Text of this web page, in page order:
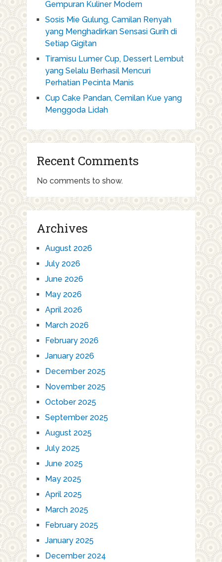
Gempuran Kuliner Modern
Sosis Mie Gulung, Camilan Renyah
yang Menghadirkan Sensasi Gurih di
Setiap Gigitan
Tiramisu Lumer Cup, Dessert Lembut
yang Selalu Berhasil Mencuri
Perhatian Pecinta Manis
Cup Cake Pandan, Cemilan Kue yang
Menggoda Lidah
Recent Comments
No comments to show.
Archives
August 2026
July 2026
June 2026
May 2026
April 2026
March 2026
February 2026
January 2026
December 2025
November 2025
October 2025
September 2025
August 2025
July 2025
June 2025
May 2025
April 2025
March 2025
February 2025
January 2025
December 2024